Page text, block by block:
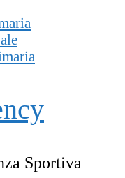
Sportiva